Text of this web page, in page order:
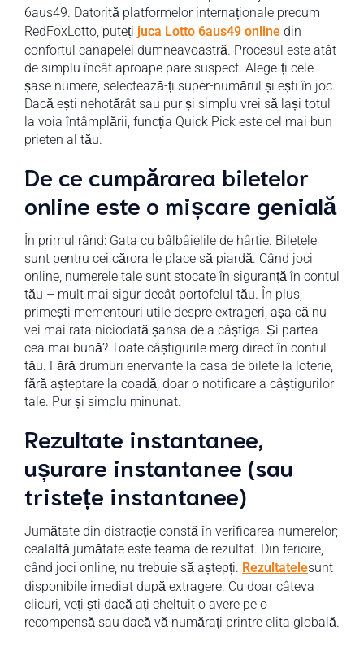
6aus49. Datorită platformelor internaționale precum
RedFoxLotto, puteți juca Lotto 6aus49 online din
confortul canapelei dumneavoastră. Procesul este atât
de simplu încât aproape pare suspect. Alege-ți cele
șase numere, selectează-ți super-numărul și ești în joc.
Dacă ești nehotărât sau pur și simplu vrei să lași totul
la voia întâmplării, funcția Quick Pick este cel mai bun
prieten al tău.
De ce cumpărarea biletelor
online este o mișcare genială
În primul rând: Gata cu bâlbâielile de hârtie. Biletele
sunt pentru cei cărora le place să piardă. Când joci
online, numerele tale sunt stocate în siguranță în contul
tău – mult mai sigur decât portofelul tău. În plus,
primești mementouri utile despre extrageri, așa că nu
vei mai rata niciodată șansa de a câștiga. Și partea
cea mai bună? Toate câștigurile merg direct în contul
tău. Fără drumuri enervante la casa de bilete la loterie,
fără așteptare la coadă, doar o notificare a câștigurilor
tale. Pur și simplu minunat.
Rezultate instantanee,
ușurare instantanee (sau
tristețe instantanee)
Jumătate din distracție constă în verificarea numerelor;
cealaltă jumătate este teama de rezultat. Din fericire,
când joci online, nu trebuie să aștepți. Rezultatelesunt
disponibile imediat după extragere. Cu doar câteva
clicuri, veți ști dacă ați cheltuit o avere pe o
recompensă sau dacă vă numărați printre elita globală.